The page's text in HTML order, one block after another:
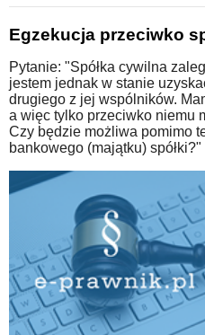
Egzekucja przeciwko
Pytanie: "Spółka cywilna
jestem jednak w stanie
drugiego z jej wspólników.
a więc tylko przeciwko niemu
Czy będzie możliwa pomimo
bankowego (majątku) spółki?"